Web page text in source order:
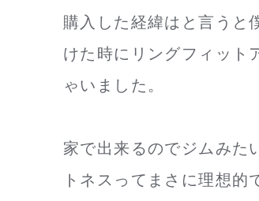
購入した経緯はと言うと
けた時にリングフィット
ゃいました。
家で出来るのでジムみた
トネスってまさに理想的